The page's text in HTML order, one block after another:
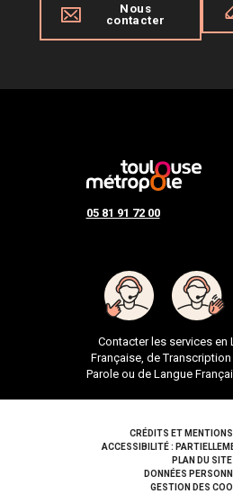
05 81 91 72 00
Contacter les services en
Française, de Transcription
Parole ou de Langue
Nous
contacter
Pied de pageCRÉDITS ET MENTIONS
ACCESSIBILITÉ :
PLAN DU SITE
DONNÉES
GESTION DES